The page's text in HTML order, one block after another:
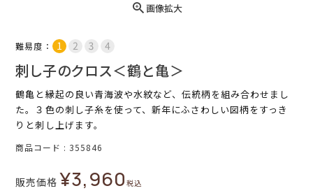
画像拡大
難易度：
刺し子のクロス＜鶴と亀＞
鶴亀と縁起の良い青海波や水紋など、伝統柄を組み合わせまし
た。３色の刺し子糸を使って、新年にふさわしい図柄をすっき
りと刺し上げます。
商品コード 355846
販売価格 ¥3,960税込